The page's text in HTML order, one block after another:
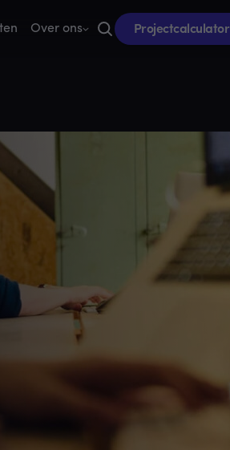
Over ons Projectcalculator